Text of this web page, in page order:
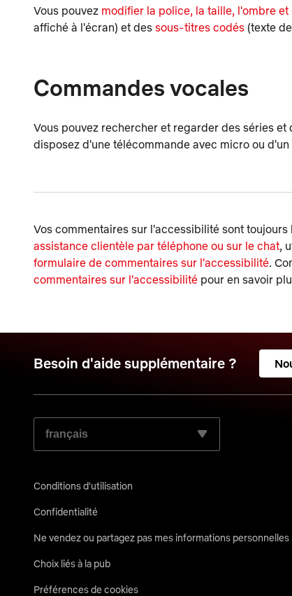
Vous pouvez modifier la police, la taille, l'ombre
affiché à l'écran) et des sous-titres codés (texte
Commandes vocales
Vous pouvez rechercher et regarder des séries
disposez d'une télécommande avec micro ou d'un
Vos commentaires sur l'accessibilité sont
assistance clientèle par téléphone ou sur le chat,
formulaire de commentaires sur l'accessibilité.
commentaires sur l'accessibilité pour en savoir
Besoin d'aide supplémentaire ?
SÉLECTIONNEZ LA LANGUE DE VOTRE CHOIX :
Conditions d'utilisation
Confidentialité
Ne vendez ou partagez pas mes informations personnelles
Choix liés à la pub
Préférences de cookies